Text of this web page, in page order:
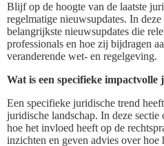
Blijf op de hoogte van de laatste
regelmatige nieuwsupdates. In
belangrijkste nieuwsupdates die
professionals en hoe zij bijdragen
veranderende wet- en regelgeving.
Wat is een specifieke
Een specifieke juridische trend
juridische landschap. In deze sectie
hoe het invloed heeft op de
inzichten en geven advies over hoe